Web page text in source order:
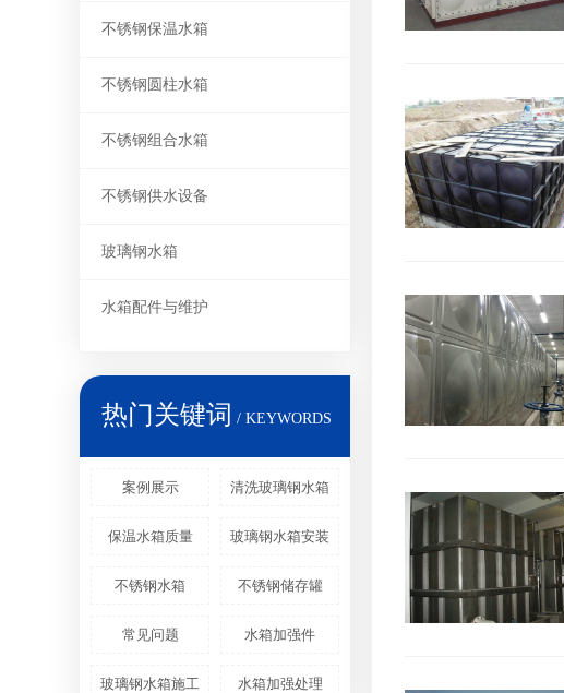
不锈钢保温水箱
不锈钢圆柱水箱
不锈钢组合水箱
不锈钢供水设备
玻璃钢水箱
水箱配件与维护
热门关键词 / KEYWORDS
案例展示 清洗玻璃钢水箱
保温水箱质量 玻璃钢水箱安装
不锈钢水箱 不锈钢储存罐
常见问题 水箱加强件
玻璃钢水箱施工 水箱加强处理